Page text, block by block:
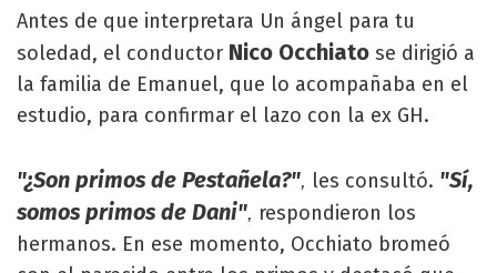
Antes de que interpretara Un ángel para tu
soledad, el conductor Nico Occhiato se dirigió a
la familia de Emanuel, que lo acompañaba en el
estudio, para confirmar el lazo con la ex GH.
"¿Son primos de Pestañela?", les consultó. "Sí,
somos primos de Dani", respondieron los
hermanos. En ese momento, Occhiato bromeó